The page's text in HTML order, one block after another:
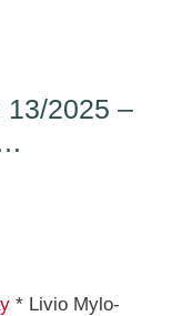
13/2025 –
* Livio Mylo-